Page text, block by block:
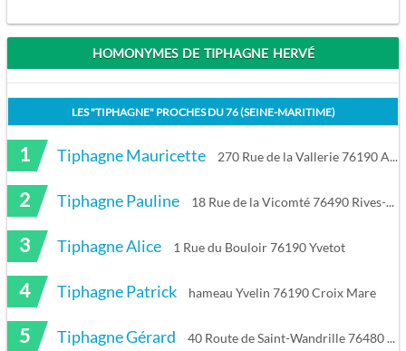
HOMONYMES DE TIPHAGNE HERVÉ
LES "TIPHAGNE" PROCHES DU76 (SEINE-MARITIME)
1 Tiphagne Mauricette 270 Rue de la Vallerie 76190 Auzebosc
2 Tiphagne Pauline 18 Rue de la Vicomté 76490 Rives-en-Seine
3 Tiphagne Alice 1 Rue du Bouloir 76190 Yvetot
4 Tiphagne Patrick hameau Yvelin 76190 Croix Mare
5 Tiphagne Gérard 40 Route de Saint-Wandrille 76480 Sainte-Marguerite-sur-Duclair